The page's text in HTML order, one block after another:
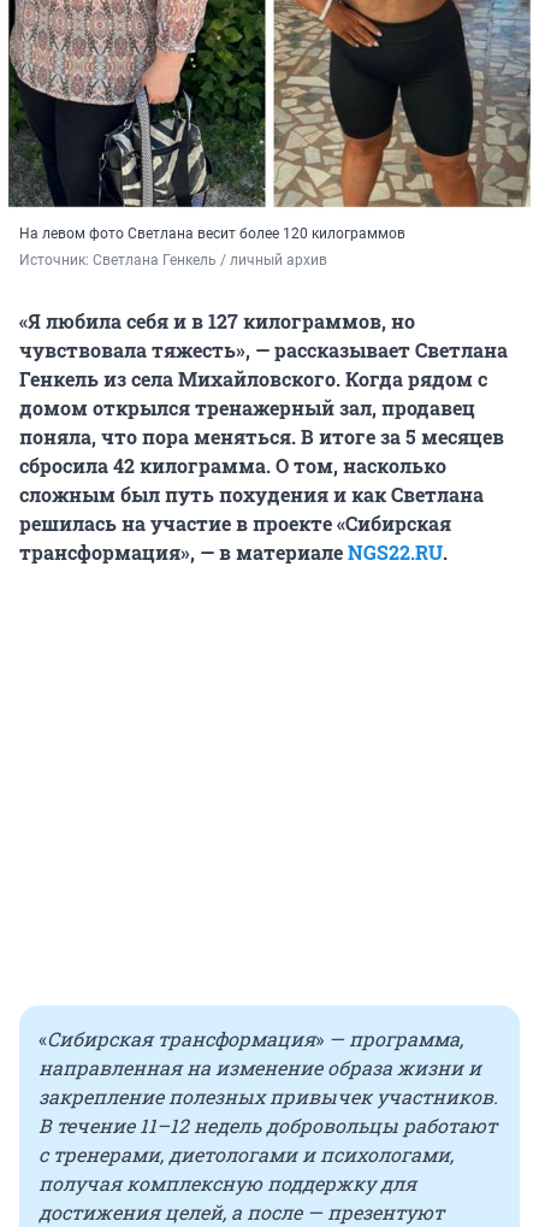
На левом фото Светлана весит более 120 килограммов
Источник: Светлана Генкель / личный архив
«Я любила себя и в 127 килограммов, но
чувствовала тяжесть», — рассказывает Светлана
Генкель из села Михайловского. Когда рядом с
домом открылся тренажерный зал, продавец
поняла, что пора меняться. В итоге за 5 месяцев
сбросила 42 килограмма. О том, насколько
сложным был путь похудения и как Светлана
решилась на участие в проекте «Сибирская
трансформация», — в материалеNGS22.RU.
«Сибирская трансформация» — программа,
направленная на изменение образа жизни и
закрепление полезных привычек участников.
В течение 11–12 недель добровольцы работают
с тренерами, диетологами и психологами,
получая комплексную поддержку для
достижения целей, а после — презентуют